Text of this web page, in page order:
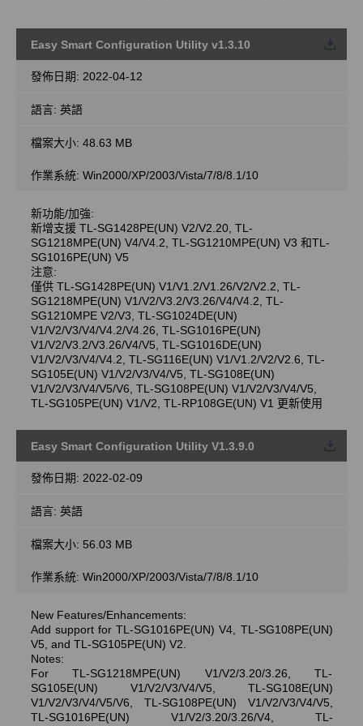
Easy Smart Configuration Utility v1.3.10
發佈日期: 2022-04-12
語言: 英語
檔案大小: 48.63 MB
作業系統: Win2000/XP/2003/Vista/7/8/8.1/10
新功能/加強:
新增支援 TL-SG1428PE(UN) V2/V2.20, TL-
SG1218MPE(UN) V4/V4.2, TL-SG1210MPE(UN) V3 和TL-
SG1016PE(UN) V5
注意:
僅供 TL-SG1428PE(UN) V1/V1.2/V1.26/V2/V2.2, TL-
SG1218MPE(UN) V1/V2/V3.2/V3.26/V4/V4.2, TL-
SG1210MPE V2/V3, TL-SG1024DE(UN)
V1/V2/V3/V4/V4.2/V4.26, TL-SG1016PE(UN)
V1/V2/V3.2/V3.26/V4/V5, TL-SG1016DE(UN)
V1/V2/V3/V4/V4.2, TL-SG116E(UN) V1/V1.2/V2/V2.6, TL-
SG105E(UN) V1/V2/V3/V4/V5, TL-SG108E(UN)
V1/V2/V3/V4/V5/V6, TL-SG108PE(UN) V1/V2/V3/V4/V5,
TL-SG105PE(UN) V1/V2, TL-RP108GE(UN) V1 更新使用
Easy Smart Configuration Utility V1.3.9.0
發佈日期: 2022-02-09
語言: 英語
檔案大小: 56.03 MB
作業系統: Win2000/XP/2003/Vista/7/8/8.1/10
New Features/Enhancements:
Add support for TL-SG1016PE(UN) V4, TL-SG108PE(UN)
V5, and TL-SG105PE(UN) V2.
Notes:
For TL-SG1218MPE(UN) V1/V2/3.20/3.26, TL-
SG105E(UN) V1/V2/V3/V4/V5, TL-SG108E(UN)
V1/V2/V3/V4/V5/V6, TL-SG108PE(UN) V1/V2/V3/V4/V5,
TL-SG1016PE(UN) V1/V2/3.20/3.26/V4, TL-